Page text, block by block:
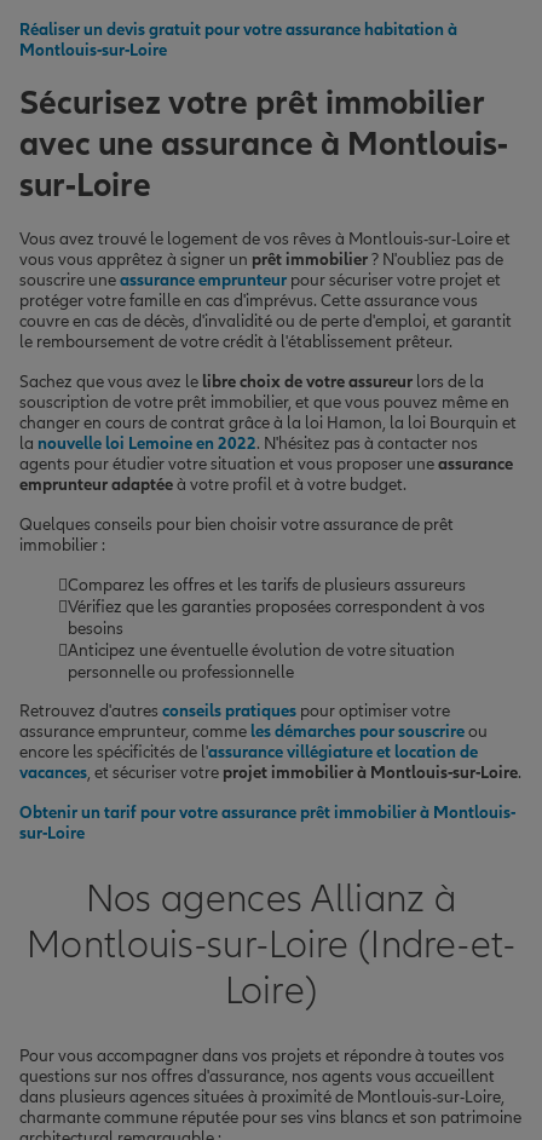
Réaliser un devis gratuit pour votre assurance habitation à
Montlouis-sur-Loire
Sécurisez votre prêt immobilier
avec une assurance à Montlouis-
sur-Loire
Vous avez trouvé le logement de vos rêves à Montlouis-sur-Loire et
vous vous apprêtez à signer un prêt immobilier? N'oubliez pas de
souscrire uneassurance emprunteur pour sécuriser votre projet et
protéger votre famille en cas d'imprévus. Cette assurance vous
couvre en cas de décès, d'invalidité ou de perte d'emploi, et garantit
le remboursement de votre crédit à l'établissement prêteur.
Sachez que vous avez le libre choix de votre assureur lors de la
souscription de votre prêt immobilier, et que vous pouvez même en
changer en cours de contrat grâce à la loi Hamon, la loi Bourquin et
la nouvelle loi Lemoine en 2022. N'hésitez pas à contacter nos
agents pour étudier votre situation et vous proposer uneassurance
emprunteur adaptéeà votre profil et à votre budget.
Quelques conseils pour bien choisir votre assurance de prêt
immobilier :
Comparez les offres et les tarifs de plusieurs assureurs
Vérifiez que les garanties proposées correspondent à vos
besoins
Anticipez une éventuelle évolution de votre situation
personnelle ou professionnelle
Retrouvez d'autres conseils pratiques pour optimiser votre
assurance emprunteur, comme les démarches pour souscrireou
encore les spécificités de l'assurance villégiature et location de
vacances, et sécuriser votre projet immobilier à Montlouis-sur-Loire.
Obtenir un tarif pour votre assurance prêt immobilier à Montlouis-
sur-Loire
Nos agences Allianz à
Montlouis-sur-Loire (Indre-et-
Loire)
Pour vous accompagner dans vos projets et répondre à toutes vos
questions sur nos offres d'assurance, nos agents vous accueillent
dans plusieurs agences situées à proximité de Montlouis-sur-Loire,
charmante commune réputée pour ses vins blancs et son patrimoine